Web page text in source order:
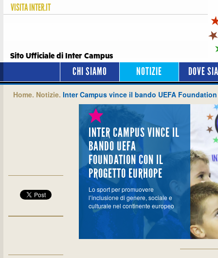
VISITAINTER.IT
Sito Ufficiale di Inter Campus
CHI SIAMO NOTIZIE DOVE
Home. Notizie. Inter Campus vince il bando UEFA
INTER CAMPUS VINCE IL
BANDO UEFA
FOUNDATION CON IL
PROGETTO EURHOPE
Lo sport per promuovere
l’inclusione di genere, sociale e
culturale nel continente europeo